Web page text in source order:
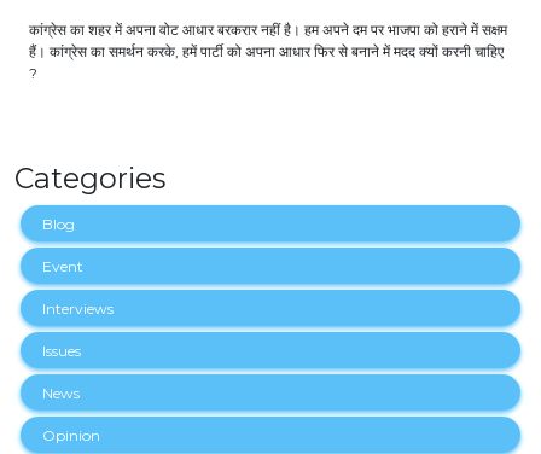
कांग्रेस का शहर में अपना वोट आधार बरकरार नहीं है। हम अपने दम पर भाजपा को हराने में सक्षम
हैं। कांग्रेस का समर्थन करके, हमें पार्टी को अपना आधार फिर से बनाने में मदद क्यों करनी चाहिए
?
Categories
Blog
Event
Interviews
Issues
News
Opinion